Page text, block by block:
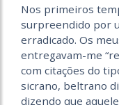
Nos primeiros
surpreendido por
erradicado. Os
entregavam-me
com citações do
sicrano, beltrano
dizendo que